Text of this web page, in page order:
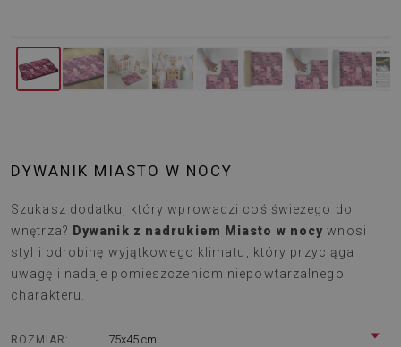
DYWANIK MIASTO W NOCY
Szukasz dodatku, który wprowadzi coś świeżego do
wnętrza? Dywanik z nadrukiem Miasto w nocy wnosi
styl i odrobinę wyjątkowego klimatu, który przyciąga
uwagę i nadaje pomieszczeniom niepowtarzalnego
charakteru.
ROZMIAR: 75x45 cm